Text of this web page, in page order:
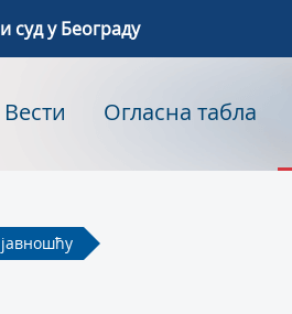
суд у Београду
Вести Огласна табла